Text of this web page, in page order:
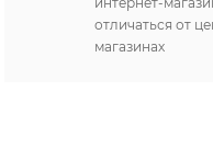
отличаться от
магазинах